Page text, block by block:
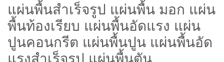
แผ่นพื้นสำเร็จรูป แผ่นพื้น มอก แผ่น
พื้นท้องเรียบ แผ่นพื้นอัดแรง แผ่น
ปูนคอนกรีต แผ่นพื้นปูน แผ่นพื้นอัด
แรงสำเร็จรูป แผ่นพื้นตัน